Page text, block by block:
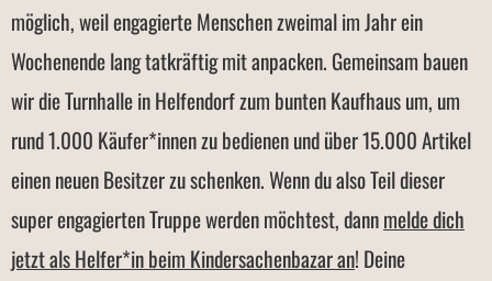
möglich, weil engagierte Menschen zweimal im Jahr ein
Wochenende lang tatkräftig mit anpacken. Gemeinsam bauen
wir die Turnhalle in Helfendorf zum bunten Kaufhaus um, um
rund 1.000 Käufer*innen zu bedienen und über 15.000 Artikel
einen neuen Besitzer zu schenken. Wenn du also Teil dieser
super engagierten Truppe werden möchtest, dannmelde dich
jetzt als Helfer*in beim Kindersachenbazar an! Deine